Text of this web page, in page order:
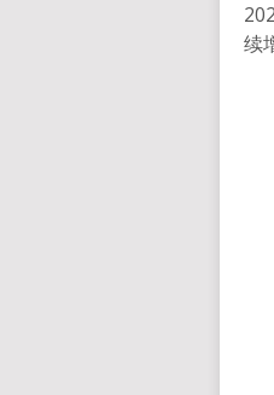
续